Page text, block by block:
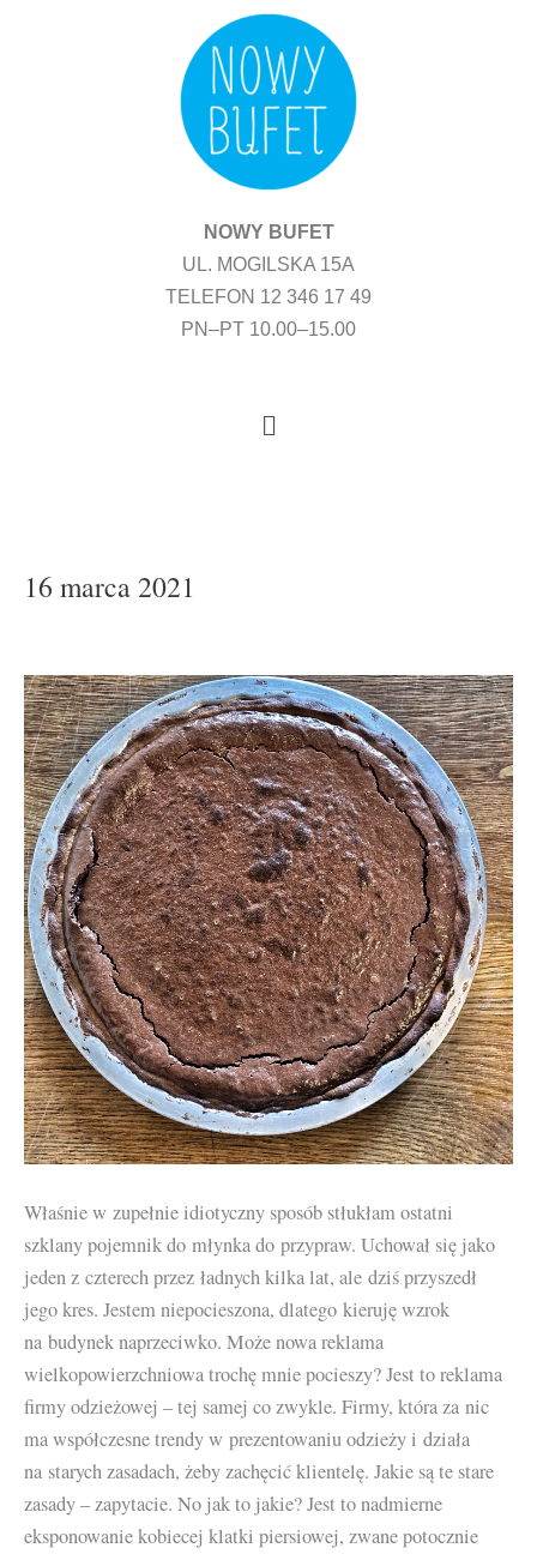
NOWY BUFET
UL. MOGILSKA 15A
TELEFON 12 346 17 49
PN–PT 10.00–15.00
Menu
16 marca 2021
Właśnie w zupełnie idiotyczny sposób stłukłam ostatni
szklany pojemnik do młynka do przypraw. Uchował się jako
jeden z czterech przez ładnych kilka lat, ale dziś przyszedł
jego kres. Jestem niepocieszona, dlatego kieruję wzrok
na budynek naprzeciwko. Może nowa reklama
wielkopowierzchniowa trochę mnie pocieszy? Jest to reklama
firmy odzieżowej – tej samej co zwykle. Firmy, która za nic
ma współczesne trendy w prezentowaniu odzieży i działa
na starych zasadach, żeby zachęcić klientelę. Jakie są te stare
zasady – zapytacie. No jak to jakie? Jest to nadmierne
eksponowanie kobiecej klatki piersiowej, zwane potocznie